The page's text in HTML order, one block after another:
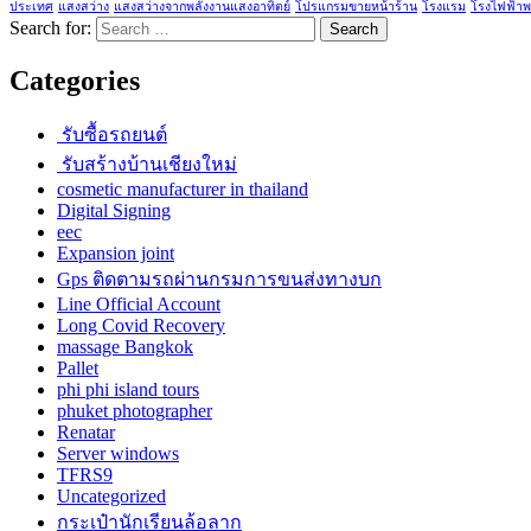
ประเทศ แสงสว่าง แสงสว่างจากพลังงานแสงอาทิตย์ โปรแกรมขายหน้าร้าน โรงแรม โรงไฟฟ้า
Search for:
Categories
รับซื้อรถยนต์
รับสร้างบ้านเชียงใหม่
cosmetic manufacturer in thailand
Digital Signing
eec
Expansion joint
Gps ติดตามรถผ่านกรมการขนส่งทางบก
Line Official Account
Long Covid Recovery
massage Bangkok
Pallet
phi phi island tours
phuket photographer
Renatar
Server windows
TFRS9
Uncategorized
กระเป๋านักเรียนล้อลาก